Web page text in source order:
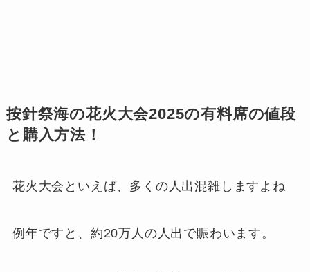
按針祭海の花火大会2025の有料席の値段
と購入方法！
花火大会といえば、多くの人出混雑しますよね
例年ですと、約20万人の人出で賑わいます。